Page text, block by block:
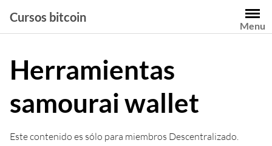
contenido
Cursos bitcoin
Menu
Herramientas
samourai wallet
Este contenido es sólo para miembros Descentralizado.